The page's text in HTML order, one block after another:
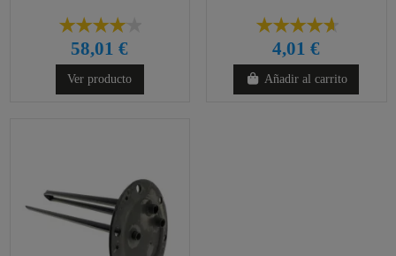
58,01 €
Ver producto
4,01 €
Añadir al carrito